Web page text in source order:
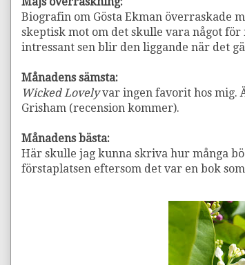
Biografin om Gösta Ekman överraskade
skeptisk mot om det skulle vara något
intressant sen blir den liggande när det
Månadens sämsta:
Wicked Lovelyvar ingen favorit hos mig.
Grisham (recension kommer).
Månadens bästa:
Här skulle jag kunna skriva hur många
förstaplatsen eftersom det var en bok